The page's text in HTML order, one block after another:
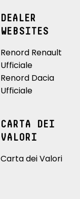
DEALER
WEBSITES
Renord Renault
Ufficiale
Renord Dacia
Ufficiale
CARTA DEI
VALORI
Carta dei Valori